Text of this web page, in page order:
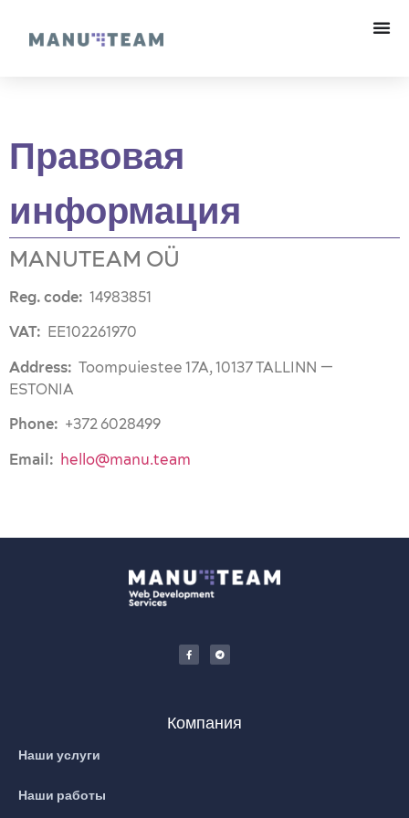
Правовая
информация
MANUTEAM OÜ
Reg. code: 14983851
VAT: EE102261970
Address: Toompuiestee 17A, 10137 TALLINN —
ESTONIA
Phone: +372 6028499
Email: hello@manu.team
Компания
Наши услуги
Наши работы